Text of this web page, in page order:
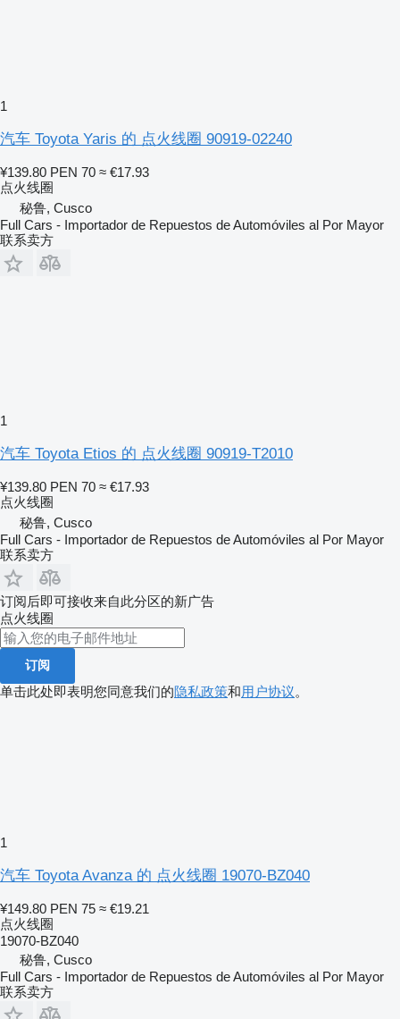
1
汽车 Toyota Yaris 的 点火线圈 90919-02240
¥139.80 PEN 70 ≈ €17.93
点火线圈
秘鲁, Cusco
Full Cars - Importador de Repuestos de Automóviles al Por Mayor
联系卖方
1
汽车 Toyota Etios 的 点火线圈 90919-T2010
¥139.80 PEN 70 ≈ €17.93
点火线圈
秘鲁, Cusco
Full Cars - Importador de Repuestos de Automóviles al Por Mayor
联系卖方
订阅后即可接收来自此分区的新广告
点火线圈
订阅
单击此处即表明您同意我们的隐私政策和用户协议。
1
汽车 Toyota Avanza 的 点火线圈 19070-BZ040
¥149.80 PEN 75 ≈ €19.21
点火线圈
19070-BZ040
秘鲁, Cusco
Full Cars - Importador de Repuestos de Automóviles al Por Mayor
联系卖方